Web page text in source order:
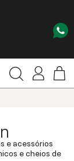
e acessórios
e cheios de